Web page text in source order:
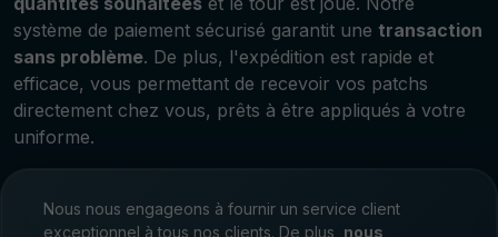
système de paiement sécurisé garantit une transaction
sans problème. De plus, l'expédition est rapide et
efficace, vous permettant de recevoir vos patchs
directement chez vous, prêts à être appliqués à votre
uniforme.
Nous nous engageons à fournir un service client
exceptionnel à tous nos clients. De plus, nous